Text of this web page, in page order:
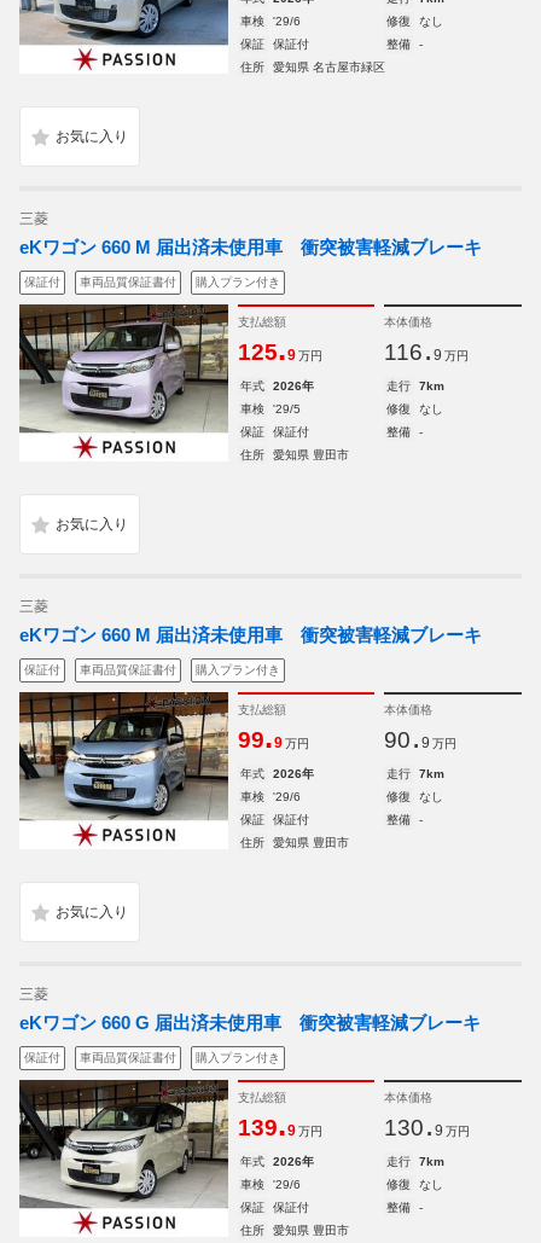
車検
'29/6 修復
なし
保証
保証付 整備
-
住所
愛知県 名古屋市緑区
三菱
eKワゴン 660 M 届出済未使用車 衝突被害軽減ブレーキ
保証付 車両品質保証書付 購入プラン付き
支払総額
125.9 万円
本体価格
116. 9 万円
年式 2026年 走行
7km
車検
'29/5 修復
なし
保証
保証付 整備
-
住所
愛知県 豊田市
三菱
eKワゴン 660 M 届出済未使用車 衝突被害軽減ブレーキ
保証付 車両品質保証書付 購入プラン付き
支払総額
99.9 万円
本体価格
90. 9 万円
年式 2026年 走行
7km
車検
'29/6 修復
なし
保証
保証付 整備
-
住所
愛知県 豊田市
三菱
eKワゴン 660 G 届出済未使用車 衝突被害軽減ブレーキ
保証付 車両品質保証書付 購入プラン付き
支払総額
139.9 万円
本体価格
130. 9 万円
年式 2026年 走行
7km
車検
'29/6 修復
なし
保証
保証付 整備
-
住所
愛知県 豊田市